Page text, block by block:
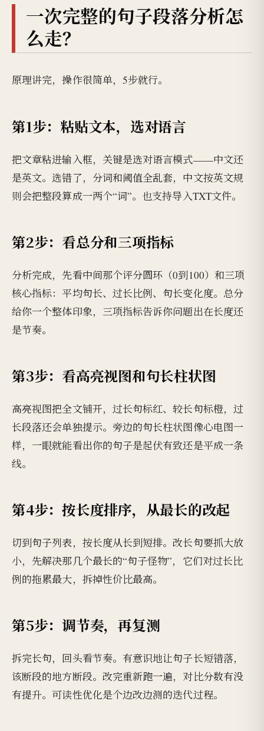
一次完整的句子段落分析怎
么走？
原理讲完，操作很简单，5步就行。
第1步：粘贴文本，选对语言
把文章粘进输入框，关键是选对语言模式——中文还
是英文。选错了，分词和阈值全乱套，中文按英文规
则会把整段算成一两个“词”。也支持导入TXT文件。
第2步：看总分和三项指标
分析完成，先看中间那个评分圆环（0到100）和三项
核心指标：平均句长、过长比例、句长变化度。总分
给你一个整体印象，三项指标告诉你问题出在长度还
是节奏。
第3步：看高亮视图和句长柱状图
高亮视图把全文铺开，过长句标红、较长句标橙，过
长段落还会单独提示。旁边的句长柱状图像心电图一
样，一眼就能看出你的句子是起伏有致还是平成一条
线。
第4步：按长度排序，从最长的改起
切到句子列表，按长度从长到短排。改长句要抓大放
小，先解决那几个最长的“句子怪物”，它们对过长比
例的拖累最大，拆掉性价比最高。
第5步：调节奏，再复测
拆完长句，回头看节奏。有意识地让句子长短错落，
该断段的地方断段。改完重新跑一遍，对比分数有没
有提升。可读性优化是个边改边测的迭代过程。